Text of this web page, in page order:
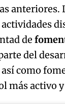
anteriores.
de
del
como
más activo